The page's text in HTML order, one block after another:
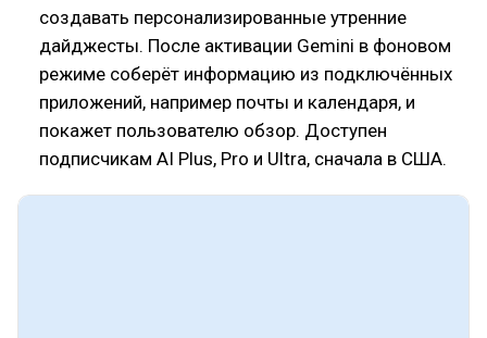
создавать персонализированные утренние
дайджесты. После активации Gemini в фоновом
режиме соберёт информацию из подключённых
приложений, например почты и календаря, и
покажет пользователю обзор. Доступен
подписчикам AI Plus, Pro и Ultra, сначала в США.